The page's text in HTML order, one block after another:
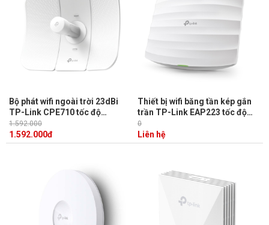
Bộ phát wifi ngoài trời 23dBi
TP-Link CPE710 tốc độ
867Mbps trên băng tần 5GHz,
truyền không dây xa đến 30km
1.592.000
1.592.000đ
Thiết bị wifi băng tần kép gắn
trần TP-Link EAP223 tốc độ
450 Mbps trên 2.4 GHz và 867
Mbps trên 5 GHz
0
Liên hệ